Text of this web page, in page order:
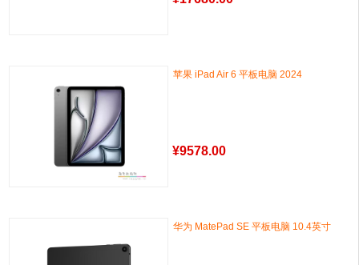
苹果 iPad Air 6 平板电脑 2024
¥9578.00
华为 MatePad SE 平板电脑 10.4英寸